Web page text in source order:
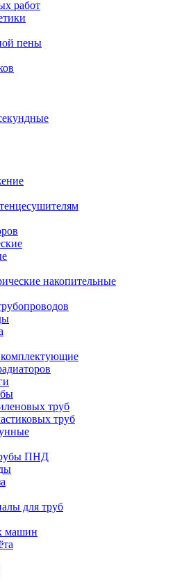
работ
пены
накопительные
труб
труб
ПНД
для труб
машин